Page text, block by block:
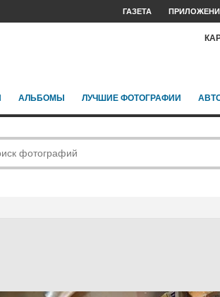
ГАЗЕТА
АЛЬБОМЫ ЛУЧШИЕ ФОТОГРАФИИ